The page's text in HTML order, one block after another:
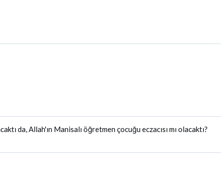
da, Allah'ın Manisalı öğretmen çocuğu eczacısı mı olacaktı?